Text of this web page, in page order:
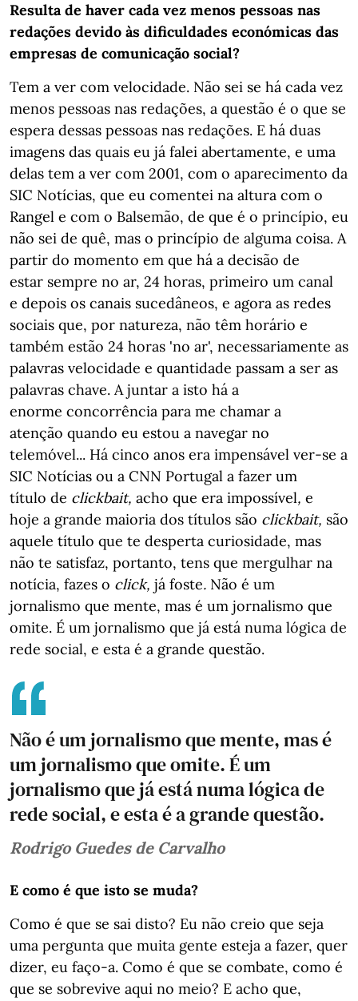
Resulta de haver cada vez menos pessoas nas
redações devido às dificuldades económicas das
empresas de comunicação social?
Tem a ver com velocidade. Não sei se há cada vez
menos pessoas nas redações, a questão é o que se
espera dessas pessoas nas redações. E há duas
imagens das quais eu já falei abertamente, e uma
delas tem a ver com 2001, com o aparecimento da
SIC Notícias, que eu comentei na altura com o
Rangel e com o Balsemão, de que é o princípio, eu
não sei de quê, mas o princípio de alguma coisa. A
partir do momento em que há a decisão de
estar sempre no ar, 24 horas, primeiro um canal
e depois os canais sucedâneos, e agora as redes
sociais que, por natureza, não têm horário e
também estão 24 horas 'no ar', necessariamente as
palavras velocidade e quantidade passam a ser as
palavras chave. A juntar a isto há a
enorme concorrência para me chamar a
atenção quando eu estou a navegar no
telemóvel... Há cinco anos era impensável ver-se a
SIC Notícias ou a CNN Portugal a fazer um
título de clickbait, acho que era impossível, e
hoje a grande maioria dos títulos são clickbait, são
aquele título que te desperta curiosidade, mas
não te satisfaz, portanto, tens que mergulhar na
notícia, fazes o click, já foste. Não é um
jornalismo que mente, mas é um jornalismo que
omite. É um jornalismo que já está numa lógica de
rede social, e esta é a grande questão.
Não é um jornalismo que mente, mas é
um jornalismo que omite. É um
jornalismo que já está numa lógica de
rede social, e esta é a grande questão.
Rodrigo Guedes de Carvalho
E como é que isto se muda?
Como é que se sai disto? Eu não creio que seja
uma pergunta que muita gente esteja a fazer, quer
dizer, eu faço-a. Como é que se combate, como é
que se sobrevive aqui no meio? E acho que,